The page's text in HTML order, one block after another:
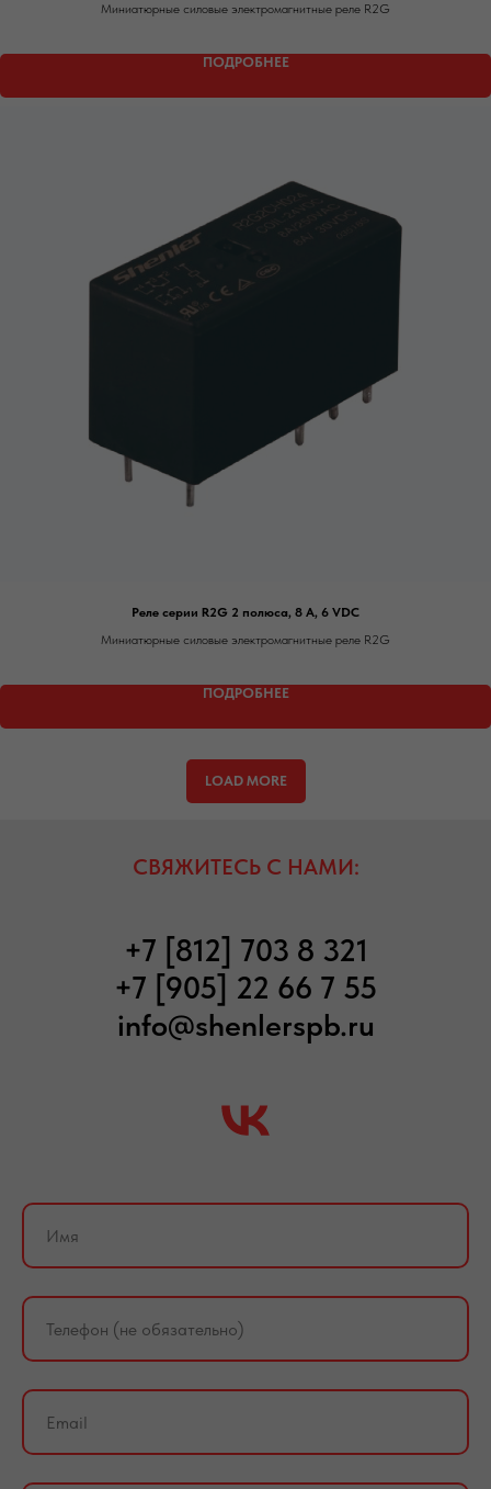
Миниатюрные силовые электромагнитные реле R2G
ПОДРОБНЕЕ
Реле серии R2G 2 полюса, 8 А, 6 VDC
Миниатюрные силовые электромагнитные реле R2G
ПОДРОБНЕЕ
LOAD MORE
СВЯЖИТЕСЬ С НАМИ:
+7 [812] 703 8 321
+7 [905] 22 66 7 55
info@shenlerspb.ru